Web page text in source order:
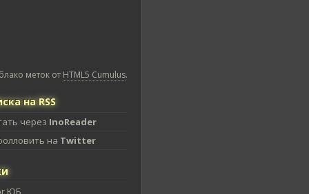
меток от HTML5 Cumulus.
на RSS
через InoReader
на Twitter
ЮБ